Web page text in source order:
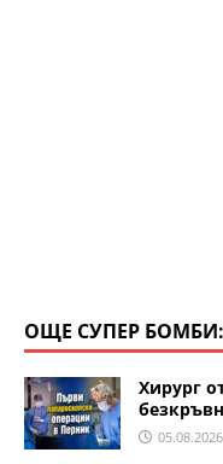
ОЩЕ СУПЕР БОМБИ:
Хирург
05.08.2026